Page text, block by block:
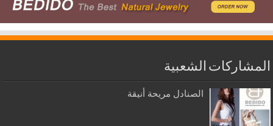
المشاركات الشعبية
الصنادل مريحة أنيقة